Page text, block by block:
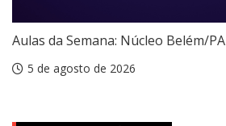
Aulas da Semana: Núcleo Belém/PA
5 de agosto de 2026